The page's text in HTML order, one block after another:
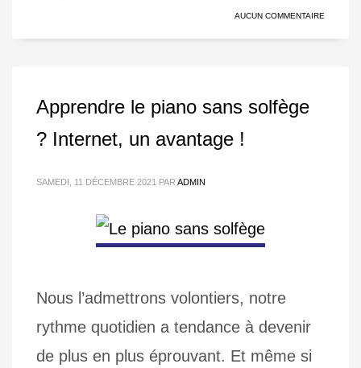
AUCUN COMMENTAIRE
Apprendre le piano sans solfège
? Internet, un avantage !
SAMEDI, 11 DÉCEMBRE 2021 PAR ADMIN
Nous l’admettrons volontiers, notre
rythme quotidien a tendance à devenir
de plus en plus éprouvant. Et même si